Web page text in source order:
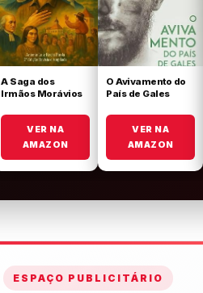
A Saga dos
Irmãos Morávios
VER NA
AMAZON
O Avivamento do
País de Gales
VER NA
AMAZON
ESPAÇO PUBLICITÁRIO